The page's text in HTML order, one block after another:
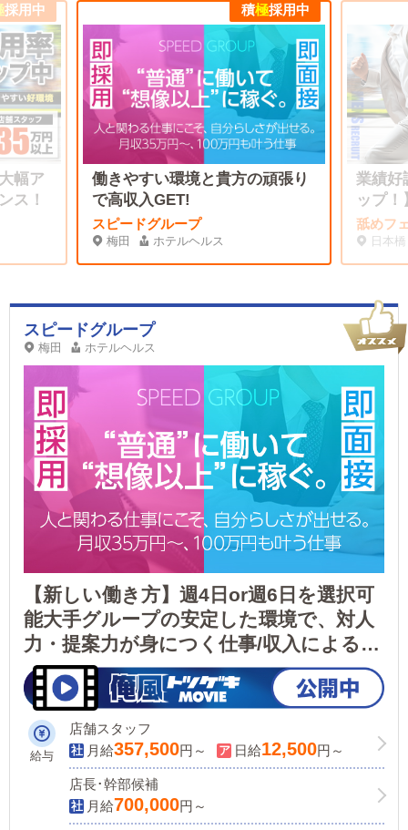
幅ア
ス！
採用中
働きやすい環境と貴方の頑張り
で高収入GET!
スピードグループ
梅田 ホテルヘルス
積極採用中
業績好
ップ
舐めフ
日本橋
スピードグループ
梅田 ホテルヘルス
【新しい働き方】週4日or週6日を選択可
能大手グループの安定した環境で、対人
力・提案力が身につく仕事/収入によるご
自身だけの幸せだけでなく、家族やパー
トナーの幸せもここなら叶えられます！
給与
店舗スタッフ
月給357,500円～ 日給12,500円～
店長･幹部候補
月給700,000円～